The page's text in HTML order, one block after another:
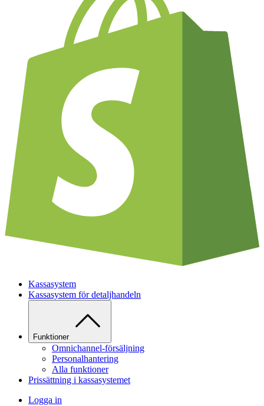
Kassasystem
Kassasystem för detaljhandeln
Funktioner
Omnichannel-försäljning
Personalhantering
Alla funktioner
Prissättning i kassasystemet
Logga in